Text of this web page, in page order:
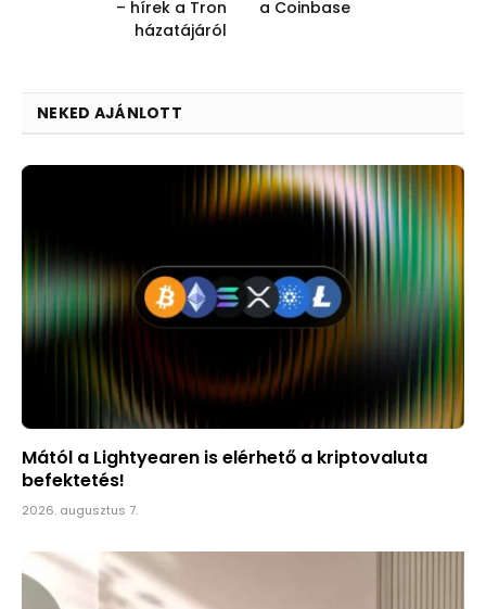
– hírek a Tron
házatájáról
a Coinbase
NEKED AJÁNLOTT
Mától a Lightyearen is elérhető a kriptovaluta
befektetés!
2026. augusztus 7.